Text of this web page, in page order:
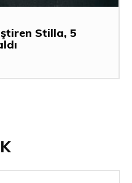
Stilla, 5